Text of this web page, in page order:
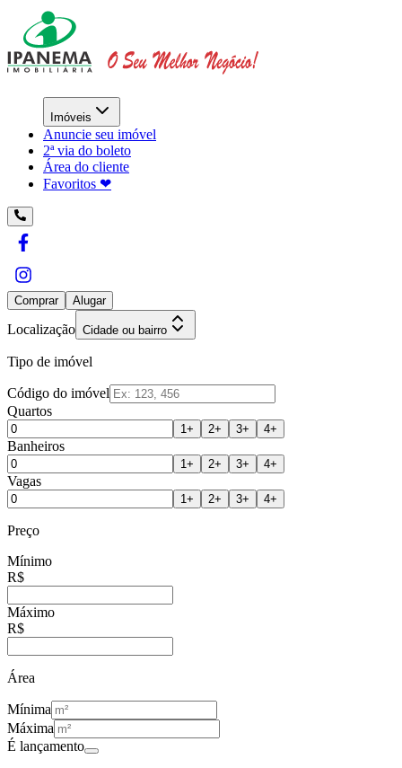
Imóveis
Anuncie seu imóvel
2ª via do boleto
Área do cliente
Favoritos ❤︎
Comprar Alugar
Localização Cidade ou bairro
Tipo de imóvel
Código do imóvel
Quartos
1+ 2+ 3+ 4+
Banheiros
1+ 2+ 3+ 4+
Vagas
1+ 2+ 3+ 4+
Preço
Mínimo
R$
Máximo
R$
Área
Mínima
Máxima
É lançamento